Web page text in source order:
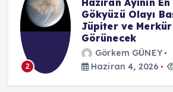
2
Haziran Ayının
Gökyüzü Olayı
Jüpiter ve Merkür
Görünecek
Görkem GÜNEY
Haziran 4, 2026